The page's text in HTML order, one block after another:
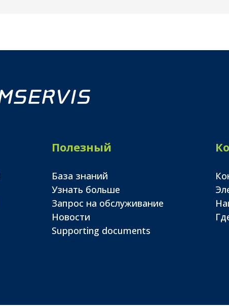
Полезный
База знаний
Узнать больше
Запрос на обслуживание
Новости
Supporting documents